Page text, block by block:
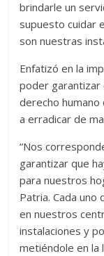
brindarle un
supuesto cuidar
son nuestras
Enfatizó en la
poder garantizar
derecho humano
a erradicar de
“Nos
garantizar que
para nuestros
Patria. Cada
en nuestros
instalaciones y
metiéndole en la